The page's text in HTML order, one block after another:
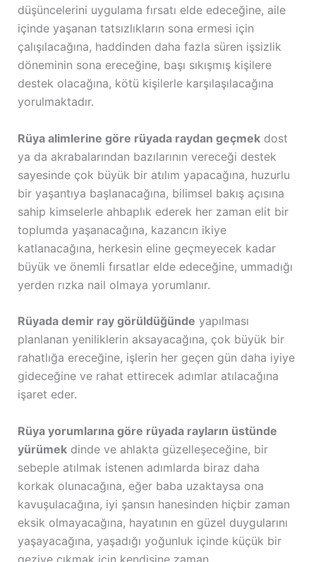
düşüncelerini uygulama fırsatı elde edeceğine, aile
içinde yaşanan tatsızlıkların sona ermesi için
çalışılacağına, haddinden daha fazla süren işsizlik
döneminin sona ereceğine, başı sıkışmış kişilere
destek olacağına, kötü kişilerle karşılaşılacağına
yorulmaktadır.
Rüya alimlerine göre rüyada raydan geçmekdost
ya da akrabalarından bazılarının vereceği destek
sayesinde çok büyük bir atılım yapacağına, huzurlu
bir yaşantıya başlanacağına, bilimsel bakış açısına
sahip kimselerle ahbaplık ederek her zaman elit bir
toplumda yaşanacağına, kazancın ikiye
katlanacağına, herkesin eline geçmeyecek kadar
büyük ve önemli fırsatlar elde edeceğine, ummadığı
yerden rızka nail olmaya yorumlanır.
Rüyada demir ray görüldüğünde yapılması
planlanan yeniliklerin aksayacağına, çok büyük bir
rahatlığa ereceğine, işlerin her geçen gün daha iyiye
gideceğine ve rahat ettirecek adımlar atılacağına
işaret eder.
Rüya yorumlarına göre rüyada rayların üstünde
yürümekdinde ve ahlakta güzelleşeceğine, bir
sebeple atılmak istenen adımlarda biraz daha
korkak olunacağına, eğer baba uzaktaysa ona
kavuşulacağına, iyi şansın hanesinden hiçbir zaman
eksik olmayacağına, hayatının en güzel duygularını
yaşayacağına, yaşadığı yoğunluk içinde küçük bir
geziye çıkmak için kendisine zaman